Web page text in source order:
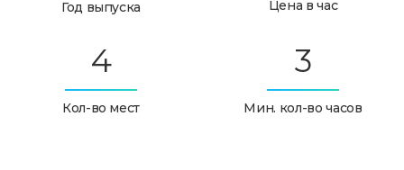
Год выпуска Цена в час
4
Кол-во мест
3
Мин. кол-во часов